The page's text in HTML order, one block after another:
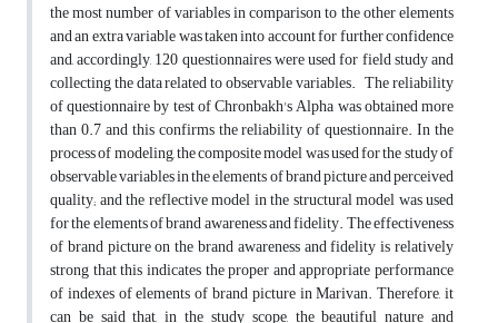
the most number of variables in comparison to the other elements
and an extra variable was taken into account for further confidence
and, accordingly, 120 questionnaires were used for field study and
collecting the data related to observable variables. The reliability
of questionnaire by test of Chronbakh's Alpha was obtained more
than 0.7 and this confirms the reliability of questionnaire. In the
process of modeling, the composite model was used for the study of
observable variables in the elements of brand picture and perceived
quality; and the reflective model in the structural model was used
for the elements of brand awareness and fidelity. The effectiveness
of brand picture on the brand awareness and fidelity is relatively
strong that this indicates the proper and appropriate performance
of indexes of elements of brand picture in Marivan. Therefore, it